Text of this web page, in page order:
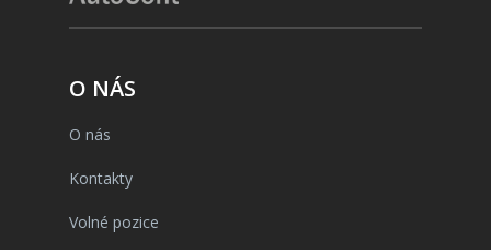
O NÁS
O nás
Kontakty
Volné pozice